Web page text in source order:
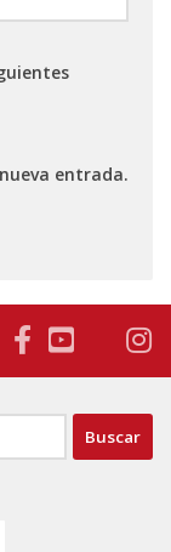
entrada.